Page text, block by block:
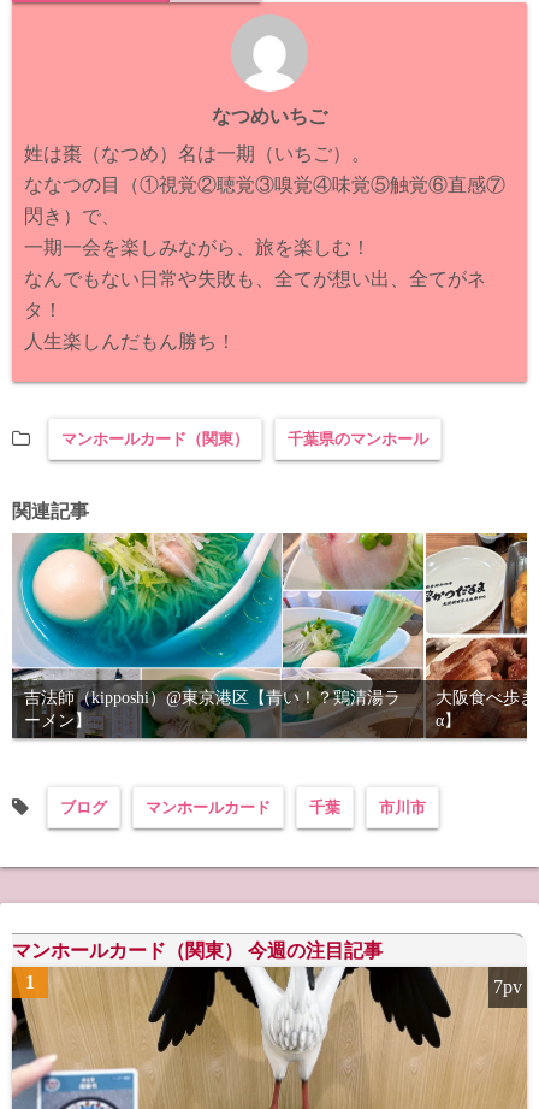
なつめいちご
姓は棗（なつめ）名は一期（いちご）。
ななつの目（①視覚②聴覚③嗅覚④味覚⑤触覚⑥直感⑦
閃き）で、
一期一会を楽しみながら、旅を楽しむ！
なんでもない日常や失敗も、全てが想い出、全てがネ
タ！
人生楽しんだもん勝ち！
マンホールカード（関東） 千葉県のマンホール
関連記事
吉法師（kipposhi）@東京港区【青い！？鶏清湯ラ
ーメン】
大阪食べ歩
α】
ブログ マンホールカード 千葉 市川市
マンホールカード（関東） 今週の注目記事
1
7pv